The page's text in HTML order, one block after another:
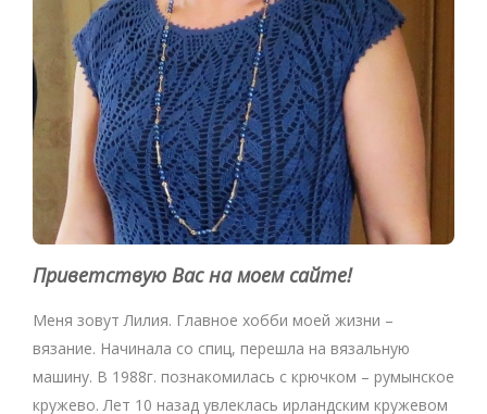
Приветствую Вас на моем сайте!
Меня зовут Лилия. Главное хобби моей жизни –
вязание. Начинала со спиц, перешла на вязальную
машину. В 1988г. познакомилась с крючком – румынское
кружево. Лет 10 назад увлеклась ирландским кружевом